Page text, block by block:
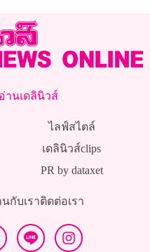
านเดลินิวส์
ไลฟ์สไตล์
เดลินิวส์clips
PR by dataxet
กับเราติดต่อเรา